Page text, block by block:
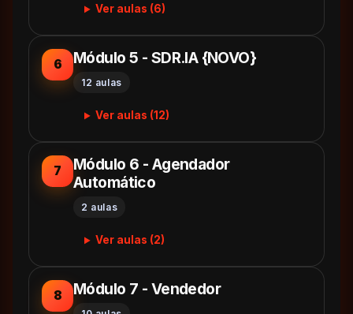
Ver aulas (6)
6 Módulo 5 - SDR.IA {NOVO}
12 aulas
Ver aulas (12)
7
Módulo 6 - Agendador
Automático
2 aulas
Ver aulas (2)
8 Módulo 7 - Vendedor